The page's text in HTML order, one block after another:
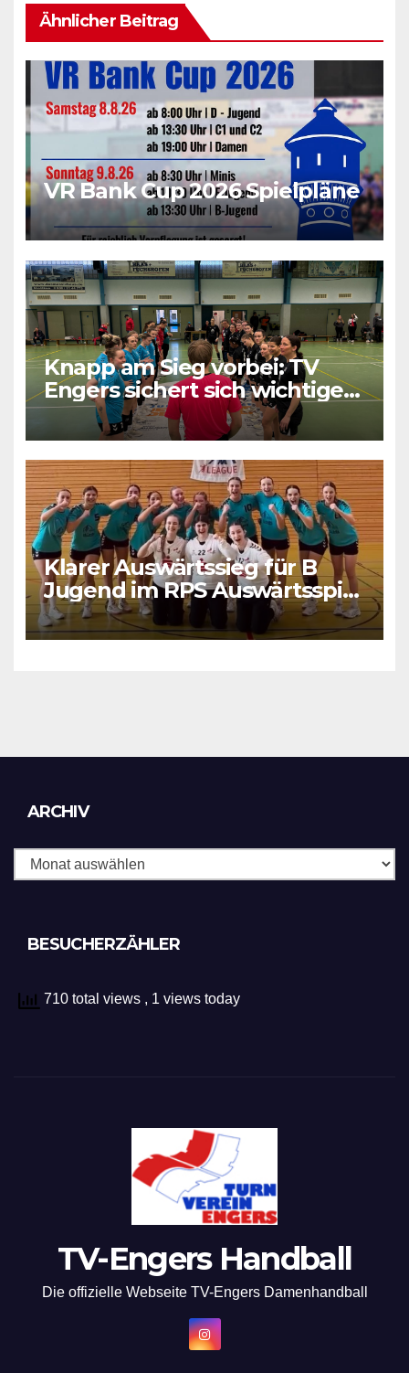
Ähnlicher Beitrag
VR Bank Cup 2026 Spielpläne
Knapp am Sieg vorbei: TV
Engers sichert sich wichtigen
Punkt
Klarer Auswärtssieg für B
Jugend im RPS Auswärtsspiel
in Luxenburg
ARCHIV
BESUCHERZÄHLER
710 total views , 1 views today
TV-Engers Handball
Die offizielle Webseite TV-Engers Damenhandball